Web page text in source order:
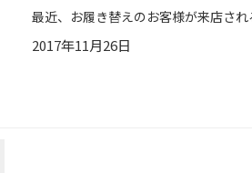
2017年11月26日